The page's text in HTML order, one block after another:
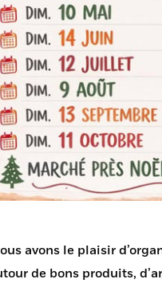
avons le plaisir
de bons produits,